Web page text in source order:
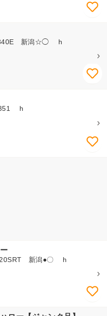
新潟☆◯ h
h
新潟●〇 h